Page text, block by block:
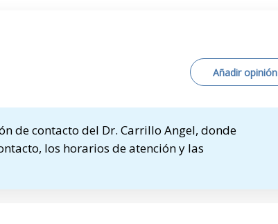
Añadir opinión
de contacto del Dr. Carrillo Angel, donde
los horarios de atención y las